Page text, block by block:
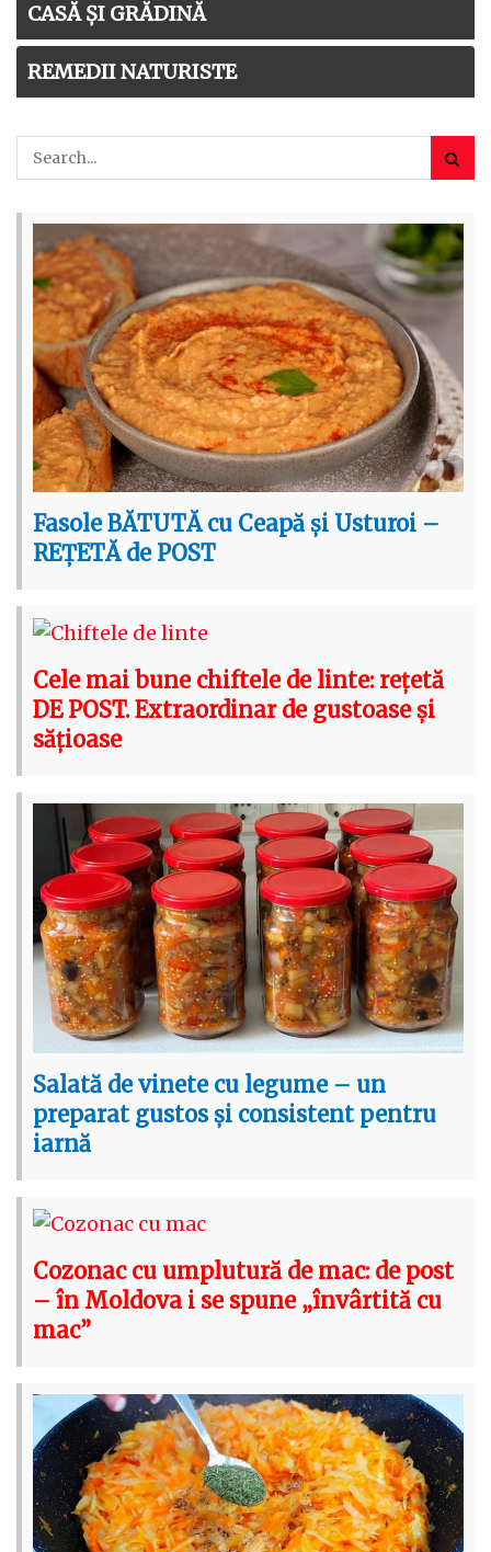
CASĂ ȘI GRĂDINĂ
REMEDII NATURISTE
Fasole BĂTUTĂ cu Ceapă și Usturoi –
REȚETĂ de POST
Cele mai bune chiftele de linte: rețetă
DE POST. Extraordinar de gustoase și
sățioase
Salată de vinete cu legume – un
preparat gustos și consistent pentru
iarnă
Cozonac cu umplutură de mac: de post
– în Moldova i se spune „învârtită cu
mac”